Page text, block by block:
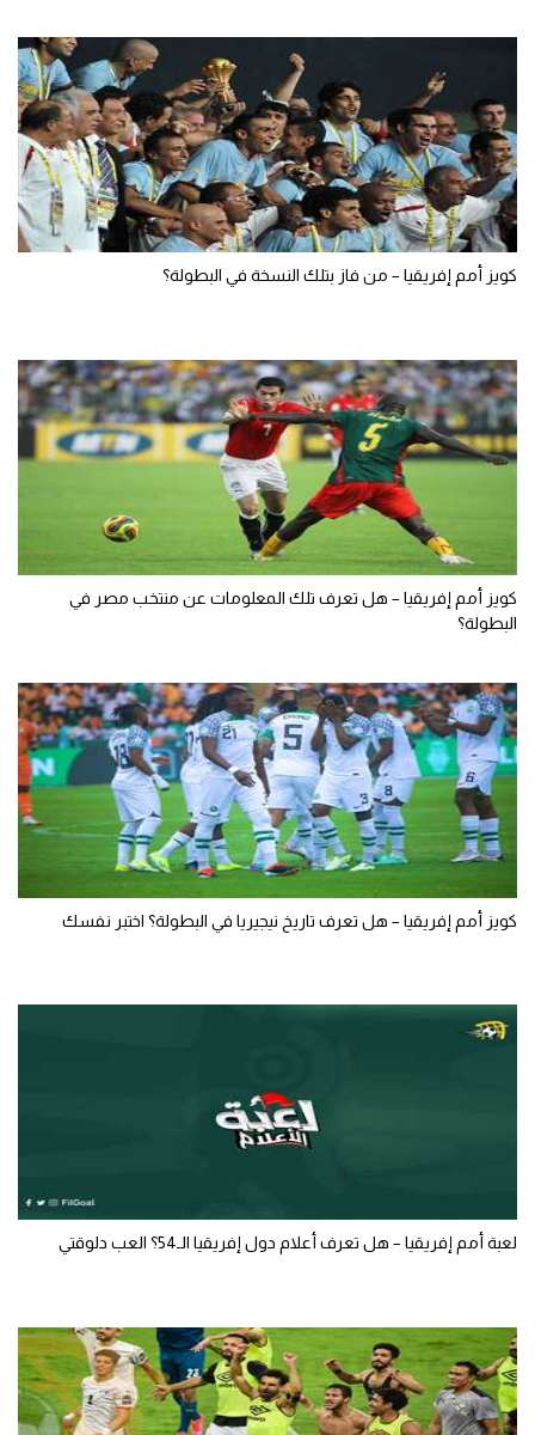
كويز أمم إفريقيا – من فاز بتلك النسخة في البطولة؟
كويز أمم إفريقيا – هل تعرف تلك المعلومات عن منتخب مصر في
البطولة؟
كويز أمم إفريقيا – هل تعرف تاريخ نيجيريا في البطولة؟ اختبر نفسك
لعبة أمم إفريقيا – هل تعرف أعلام دول إفريقيا الـ54؟ العب دلوقتي